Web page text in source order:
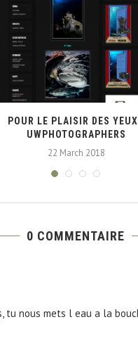
POUR LE PLAISIR DES
UWPHOTOGRAPHERS
22 March 2018
0 COMMENTAIRE
nous mets l eau a la